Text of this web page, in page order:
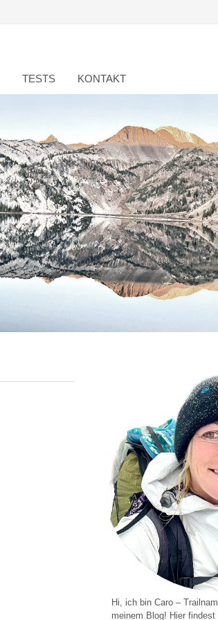
TESTS KONTAKT
Hi, ich bin Caro –
meinem Blog! Hier